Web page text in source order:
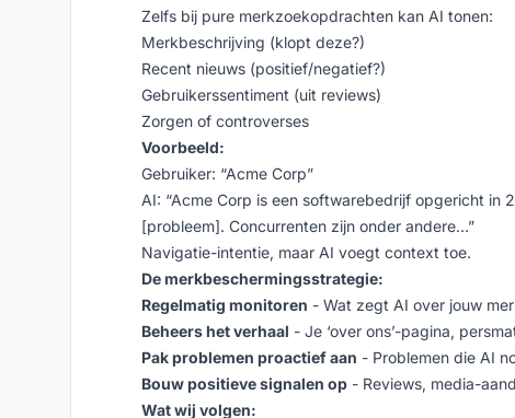
Zelfs bij pure merkzoekopdrachten kan AI tonen:
Merkbeschrijving (klopt deze?)
Recent nieuws (positief/negatief?)
Gebruikerssentiment (uit reviews)
Zorgen of controverses
Voorbeeld:
Gebruiker: “Acme Corp”
AI: “Acme Corp is een softwarebedrijf opgericht in
[probleem]. Concurrenten zijn onder andere…”
Navigatie-intentie, maar AI voegt context toe.
De merkbeschermingsstrategie:
Regelmatig monitoren - Wat zegt AI over jouw
Beheers het verhaal - Je ‘over ons’-pagina,
Pak problemen proactief aan - Problemen die AI
Bouw positieve signalen op - Reviews, media-
Wat wij volgen: